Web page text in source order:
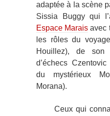
adaptée à la scène
Sissia Buggy qui
Espace Marais avec
les rôles du
Houillez), de son
d’échecs
du mystérieux
Morana).
Ceux qui